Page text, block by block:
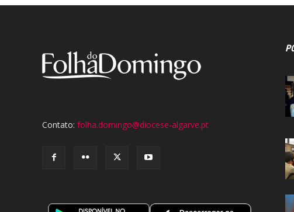
Contato: folha.domingo@diocese-algarve.pt